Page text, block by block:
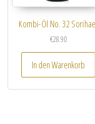
Kombi-Öl No. 32
€28.90
In den Warenkorb